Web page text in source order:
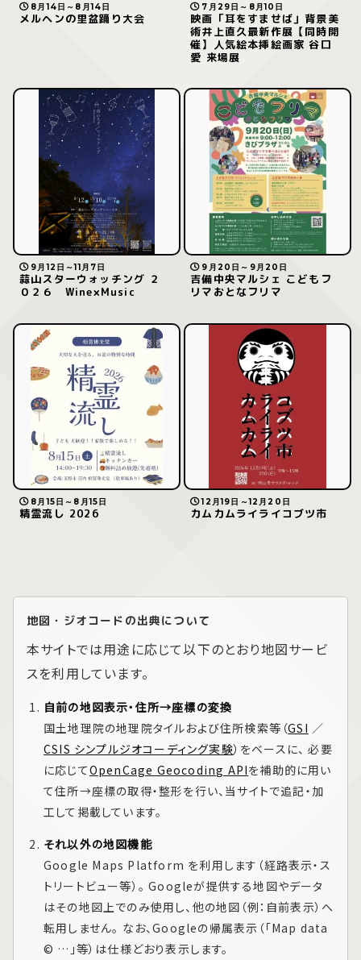
8月14日～8月14日
メルヘンの里盆踊り大会
7月29日～8月10日
映画「耳をすませば」背景美
術井上直久最新作展【同時開
催】人気絵本挿絵画家 谷口
愛 来場展
9月12日～11月7日
蒜山スターウォッチング ２
０２６ Wine×Music
9月20日～9月20日
吉備中央マルシェ こどもフ
リマおとなフリマ
8月15日～8月15日
精霊流し 2026
12月19日～12月20日
カムカムライライコブツ市
地図・ジオコードの出典について
本サイトでは用途に応じて以下のとおり地図サービ
スを利用しています。
自前の地図表示・住所→座標の変換
国土地理院の地理院タイルおよび住所検索等（GSI ／
CSIS シンプルジオコーディング実験）をベースに、 必要
に応じてOpenCage Geocoding APIを補助的に用い
て住所→座標の取得・整形を行い、当サイトで追記・加
工して掲載しています。
それ以外の地図機能
Google Maps Platform を利用します（経路表示・ス
トリートビュー等）。 Googleが提供する地図やデータ
はその地図上でのみ使用し、他の地図（例：自前表示）へ
転用しません。 なお、Googleの帰属表示（「Map data
© …」等）は仕様どおり表示します。